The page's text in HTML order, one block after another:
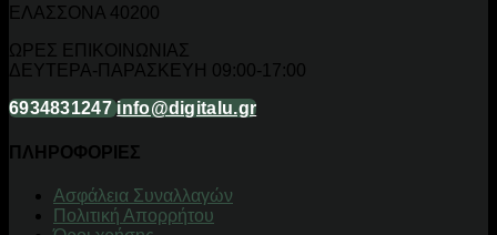
ΕΛΑΣΣΟΝΑ 40200
ΩΡΕΣ ΕΠΙΚΟΙΝΩΝΙΑΣ
ΔΕΥΤΕΡΑ-ΠΑΡΑΣΚΕΥΗ 09:00-17:00
6934831247 info@digitalu.gr
ΠΛΗΡΟΦΟΡΙΕΣ
Aσφάλεια Συναλλαγών
Πολιτική Απορρήτου